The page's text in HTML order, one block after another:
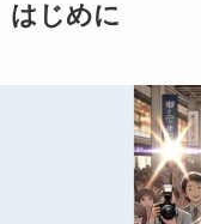
はじめに